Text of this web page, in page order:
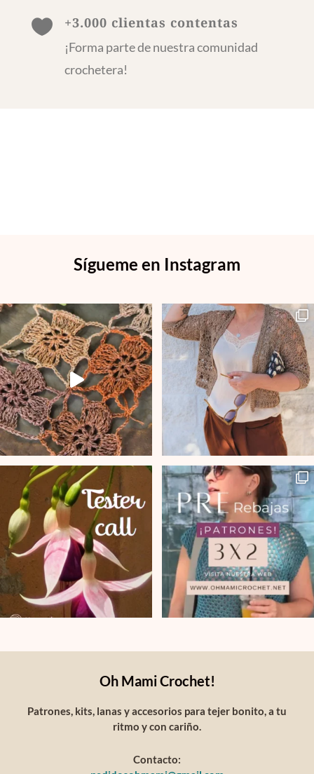
 +3.000 clientas contentas
¡Forma parte de nuestra comunidad
crochetera!
Sígueme en Instagram
Oh Mami Crochet!
Patrones, kits, lanas y accesorios para tejer bonito, a tu
ritmo y con cariño.
Contacto: